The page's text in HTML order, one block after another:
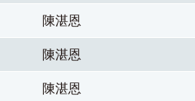
陳湛恩
陳湛恩
陳湛恩